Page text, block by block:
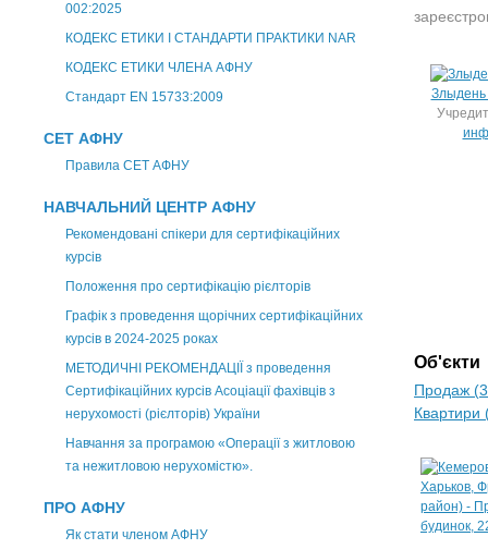
002:2025
КОДЕКС ЕТИКИ І СТАНДАРТИ ПРАКТИКИ NAR
КОДЕКС ЕТИКИ ЧЛЕНА АФНУ
Стандарт EN 15733:2009
СЕТ АФНУ
Правила СЕТ АФНУ
НАВЧАЛЬНИЙ ЦЕНТР АФНУ
Рекомендовані спікери для сертифікаційних
курсів
Положення про сертифікацію рієлторів
Графік з проведення щорічних сертифікаційних
курсів в 2024-2025 роках
МЕТОДИЧНІ РЕКОМЕНДАЦІЇ з проведення
Сертифікаційних курсів Асоціації фахівців з
нерухомості (рієлторів) України
Навчання за програмою «Операції з житловою
та нежитловою нерухомістю».
ПРО АФНУ
Як стати членом АФНУ
Злыдень
Об'єкти
Продаж
Квартири